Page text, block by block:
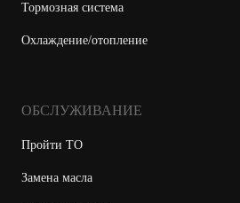
Тормозная система
Охлаждение/отопление
ОБСЛУЖИВАНИЕ
Пройти ТО
Замена масла